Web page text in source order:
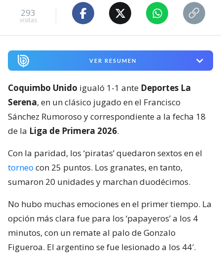
293
visitas
VER RESUMEN
Coquimbo Unido igualó 1-1 ante Deportes La
Serena, en un clásico jugado en el Francisco
Sánchez Rumoroso y correspondiente a la fecha 18
de la Liga de Primera 2026.
Con la paridad, los ‘piratas’ quedaron sextos en el
torneo con 25 puntos. Los granates, en tanto,
sumaron 20 unidades y marchan duodécimos.
No hubo muchas emociones en el primer tiempo. La
opción más clara fue para los ‘papayeros’ a los 4
minutos, con un remate al palo de Gonzalo
Figueroa. El argentino se fue lesionado a los 44′.